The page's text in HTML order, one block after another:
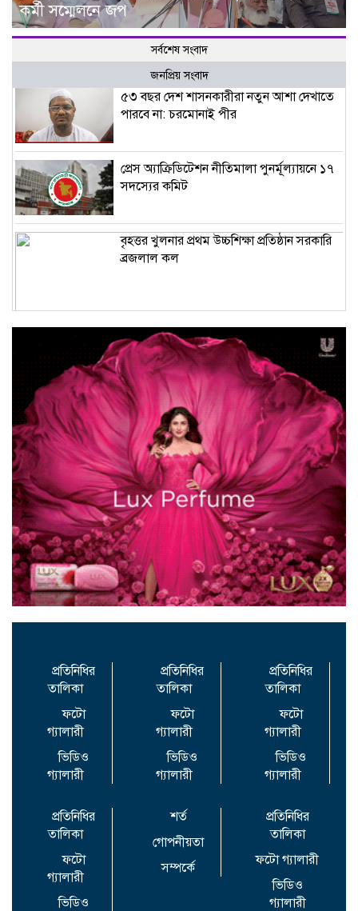
কর্মী সম্মেলনে জপ
সর্বশেষ সংবাদ
জনপ্রিয় সংবাদ
৫৩ বছর দেশ শাসনকারীরা নতুন আশা দেখাতে
পারবে না: চরমোনাই পীর
প্রেস অ্যাক্রিডিটেশন নীতিমালা পুনর্মূল্যায়নে ১৭
সদস্যের কমিট
বৃহত্তর খুলনার প্রথম উচ্চশিক্ষা প্রতিষ্ঠান সরকারি
ব্রজলাল কল
প্রতিনিধির
তালিকা
ফটো
গ্যালারী
ভিডিও
গ্যালারী
প্রতিনিধির
তালিকা
ফটো
গ্যালারী
ভিডিও
গ্যালারী
প্রতিনিধির
তালিকা
ফটো
গ্যালারী
ভিডিও
গ্যালারী
প্রতিনিধির
তালিকা
ফটো
গ্যালারী
ভিডিও
শর্ত
গোপনীয়তা
সম্পর্কে
প্রতিনিধির
তালিকা
ফটো গ্যালারী
ভিডিও
গ্যালারী